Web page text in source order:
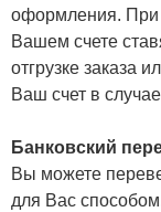
оформления. При
Вашем счете
отгрузке заказа
Ваш счет в
Банковский
Вы можете
для Вас